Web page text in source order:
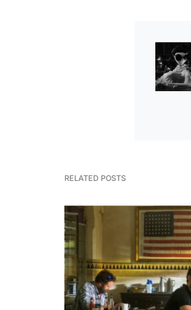
RELATED POSTS